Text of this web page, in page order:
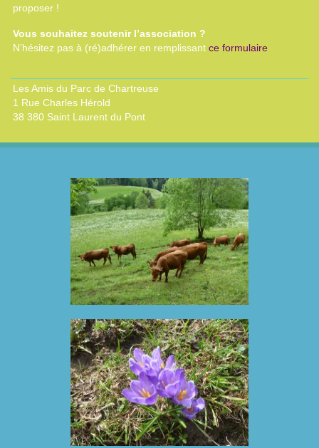
proposer !
Vous souhaitez soutenir l’association ?
N’hésitez pas à (ré)adhérer en remplissant ce formulaire
Les Amis du Parc de Chartreuse
1 Rue Charles Hérold
38 380 Saint Laurent du Pont